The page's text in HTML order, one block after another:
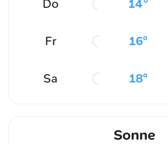
Do 14°
Fr 16°
Sa 18°
Sonne